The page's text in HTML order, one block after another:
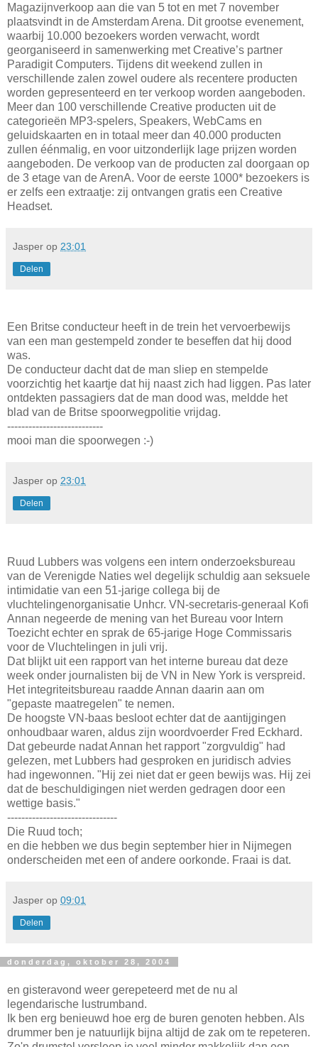
Magazijnverkoop aan die van 5 tot en met 7 november
plaatsvindt in de Amsterdam Arena. Dit grootse evenement,
waarbij 10.000 bezoekers worden verwacht, wordt
georganiseerd in samenwerking met Creative’s partner
Paradigit Computers. Tijdens dit weekend zullen in
verschillende zalen zowel oudere als recentere producten
worden gepresenteerd en ter verkoop worden aangeboden.
Meer dan 100 verschillende Creative producten uit de
categorieën MP3-spelers, Speakers, WebCams en
geluidskaarten en in totaal meer dan 40.000 producten
zullen éénmalig, en voor uitzonderlijk lage prijzen worden
aangeboden. De verkoop van de producten zal doorgaan op
de 3 etage van de ArenA. Voor de eerste 1000* bezoekers is
er zelfs een extraatje: zij ontvangen gratis een Creative
Headset.
Jasper op 23:01
Delen
Een Britse conducteur heeft in de trein het vervoerbewijs
van een man gestempeld zonder te beseffen dat hij dood
was.
De conducteur dacht dat de man sliep en stempelde
voorzichtig het kaartje dat hij naast zich had liggen. Pas later
ontdekten passagiers dat de man dood was, meldde het
blad van de Britse spoorwegpolitie vrijdag.
---------------------------
mooi man die spoorwegen :-)
Jasper op 23:01
Delen
Ruud Lubbers was volgens een intern onderzoeksbureau
van de Verenigde Naties wel degelijk schuldig aan seksuele
intimidatie van een 51-jarige collega bij de
vluchtelingenorganisatie Unhcr. VN-secretaris-generaal Kofi
Annan negeerde de mening van het Bureau voor Intern
Toezicht echter en sprak de 65-jarige Hoge Commissaris
voor de Vluchtelingen in juli vrij.
Dat blijkt uit een rapport van het interne bureau dat deze
week onder journalisten bij de VN in New York is verspreid.
Het integriteitsbureau raadde Annan daarin aan om
"gepaste maatregelen" te nemen.
De hoogste VN-baas besloot echter dat de aantijgingen
onhoudbaar waren, aldus zijn woordvoerder Fred Eckhard.
Dat gebeurde nadat Annan het rapport "zorgvuldig" had
gelezen, met Lubbers had gesproken en juridisch advies
had ingewonnen. "Hij zei niet dat er geen bewijs was. Hij zei
dat de beschuldigingen niet werden gedragen door een
wettige basis."
-------------------------------
Die Ruud toch;
en die hebben we dus begin september hier in Nijmegen
onderscheiden met een of andere oorkonde. Fraai is dat.
Jasper op 09:01
Delen
donderdag, oktober 28, 2004
en gisteravond weer gerepeteerd met de nu al
legendarische lustrumband.
Ik ben erg benieuwd hoe erg de buren genoten hebben. Als
drummer ben je natuurlijk bijna altijd de zak om te repeteren.